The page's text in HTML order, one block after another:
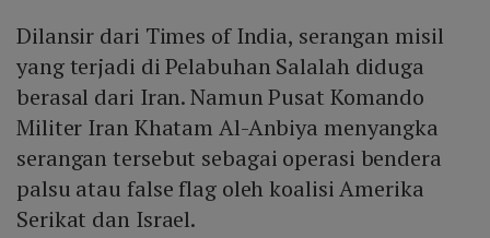
Dilansir dari Times of India, serangan misil
yang terjadi di Pelabuhan Salalah diduga
berasal dari Iran. Namun Pusat Komando
Militer Iran Khatam Al-Anbiya menyangka
serangan tersebut sebagai operasi bendera
palsu atau false flag oleh koalisi Amerika
Serikat dan Israel.